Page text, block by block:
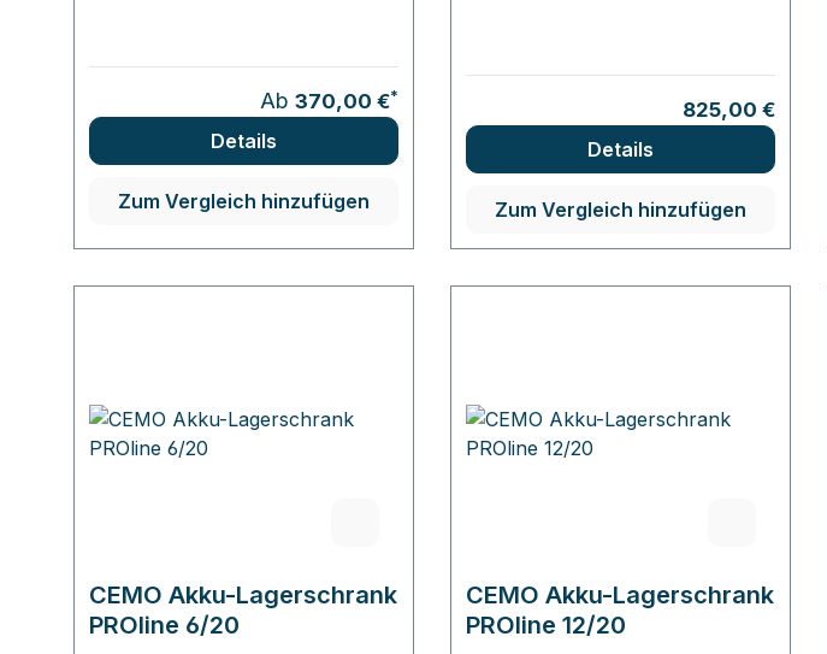
Ab 370,00 €*
Details
Zum Vergleich hinzufügen
Regulärer Preis:
825,00 €
Details
Zum Vergleich hinzufügen
CEMO Akku-Lagerschrank
PROline 6/20
CEMO Akku-Lagerschrank
PROline 12/20